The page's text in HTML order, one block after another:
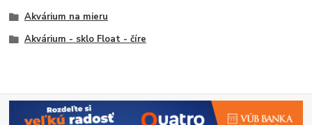
Akvárium na mieru
Akvárium - sklo Float - číre